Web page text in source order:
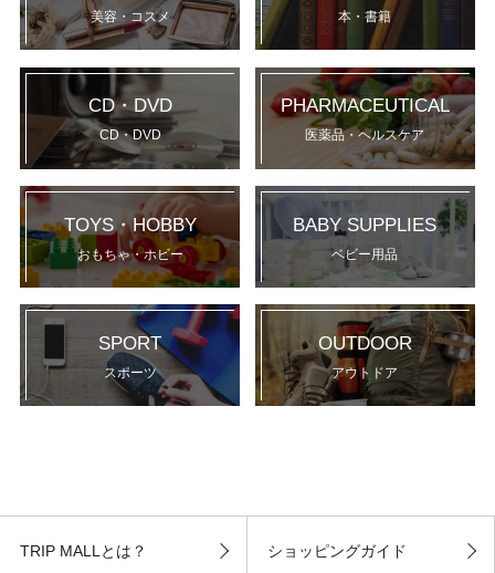
美容・コスメ 本・書籍
CD・DVD
CD・DVD
PHARMACEUTICAL
医薬品・ヘルスケア
TOYS・HOBBY
おもちゃ・ホビー
BABY SUPPLIES
ベビー用品
SPORT
スポーツ
OUTDOOR
アウトドア
TRIP MALLとは？ ショッピングガイド